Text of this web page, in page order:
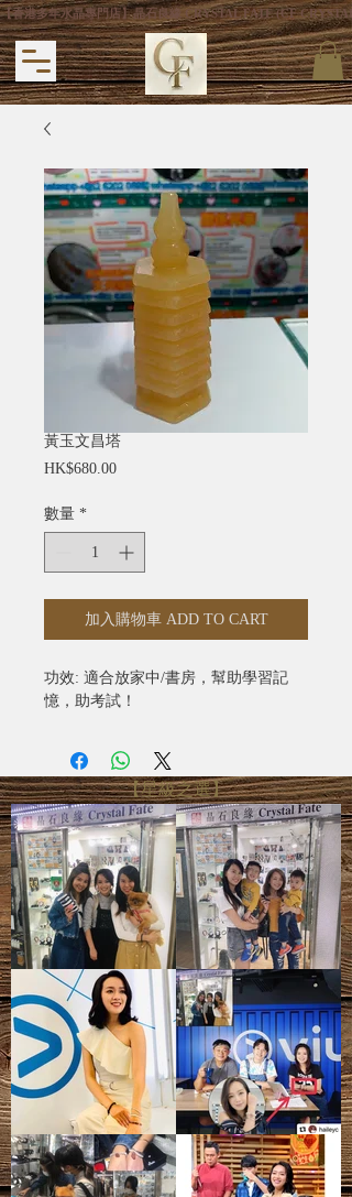
【香港多年水晶專門店】晶石良緣 CRYSTAL FATE (CF
黃玉文昌塔
HK$680.00價
數量 *
加入購物車 ADD TO CART
功效: 適合放家中/書房，幫助學習記
憶，助考試！
【星級之選】